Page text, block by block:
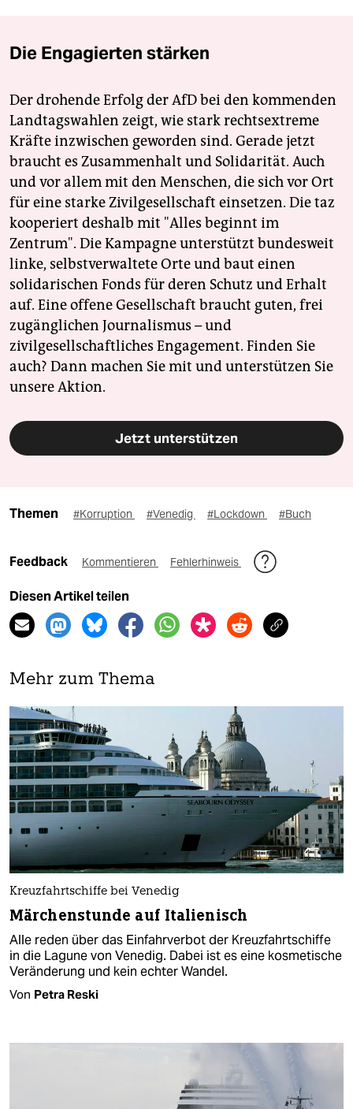
Die Engagierten stärken
Der drohende Erfolg der AfD bei den kommenden
Landtagswahlen zeigt, wie stark rechtsextreme
Kräfte inzwischen geworden sind. Gerade jetzt
braucht es Zusammenhalt und Solidarität. Auch
und vor allem mit den Menschen, die sich vor Ort
für eine starke Zivilgesellschaft einsetzen. Die taz
kooperiert deshalb mit "Alles beginnt im
Zentrum". Die Kampagne unterstützt bundesweit
linke, selbstverwaltete Orte und baut einen
solidarischen Fonds für deren Schutz und Erhalt
auf. Eine offene Gesellschaft braucht guten, frei
zugänglichen Journalismus – und
zivilgesellschaftliches Engagement. Finden Sie
auch? Dann machen Sie mit und unterstützen Sie
unsere Aktion.
Jetzt unterstützen
Themen #Korruption #Venedig #Lockdown #Buch
Feedback Kommentieren Fehlerhinweis
Diesen Artikel teilen
Mehr zum Thema
Kreuzfahrtschiffe bei Venedig
Märchenstunde auf Italienisch
Alle reden über das Einfahrverbot der Kreuzfahrtschiffe
in die Lagune von Venedig. Dabei ist es eine kosmetische
Veränderung und kein echter Wandel.
Von Petra Reski